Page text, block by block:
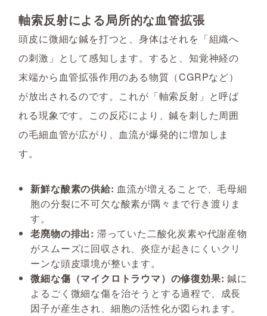
軸索反射による局所的な血管拡張
頭皮に微細な鍼を打つと、身体はそれを「組織へ
の刺激」として感知します。すると、知覚神経の
末端から血管拡張作用のある物質（CGRPなど）
が放出されるのです。これが「軸索反射」と呼ば
れる現象です。この反応により、鍼を刺した周囲
の毛細血管が広がり、血流が爆発的に増加しま
す。
新鮮な酸素の供給: 血流が増えることで、毛母細
胞の分裂に不可欠な酸素が隅々まで行き渡りま
す。
老廃物の排出: 滞っていた二酸化炭素や代謝産物
がスムーズに回収され、炎症が起きにくいクリ
ーンな頭皮環境が整います。
微細な傷（マイクロトラウマ）の修復効果: 鍼に
よるごく微細な傷を治そうとする過程で、成長
因子が産生され、細胞の活性化が図られます。